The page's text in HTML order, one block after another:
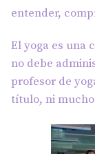
entender,
El yoga es una
no debe
profesor de
título, ni